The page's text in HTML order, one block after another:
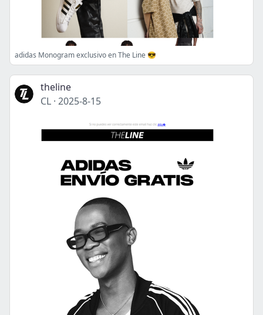
adidas Monogram exclusivo en The Line 😎
theline
CL · 2025-8-15